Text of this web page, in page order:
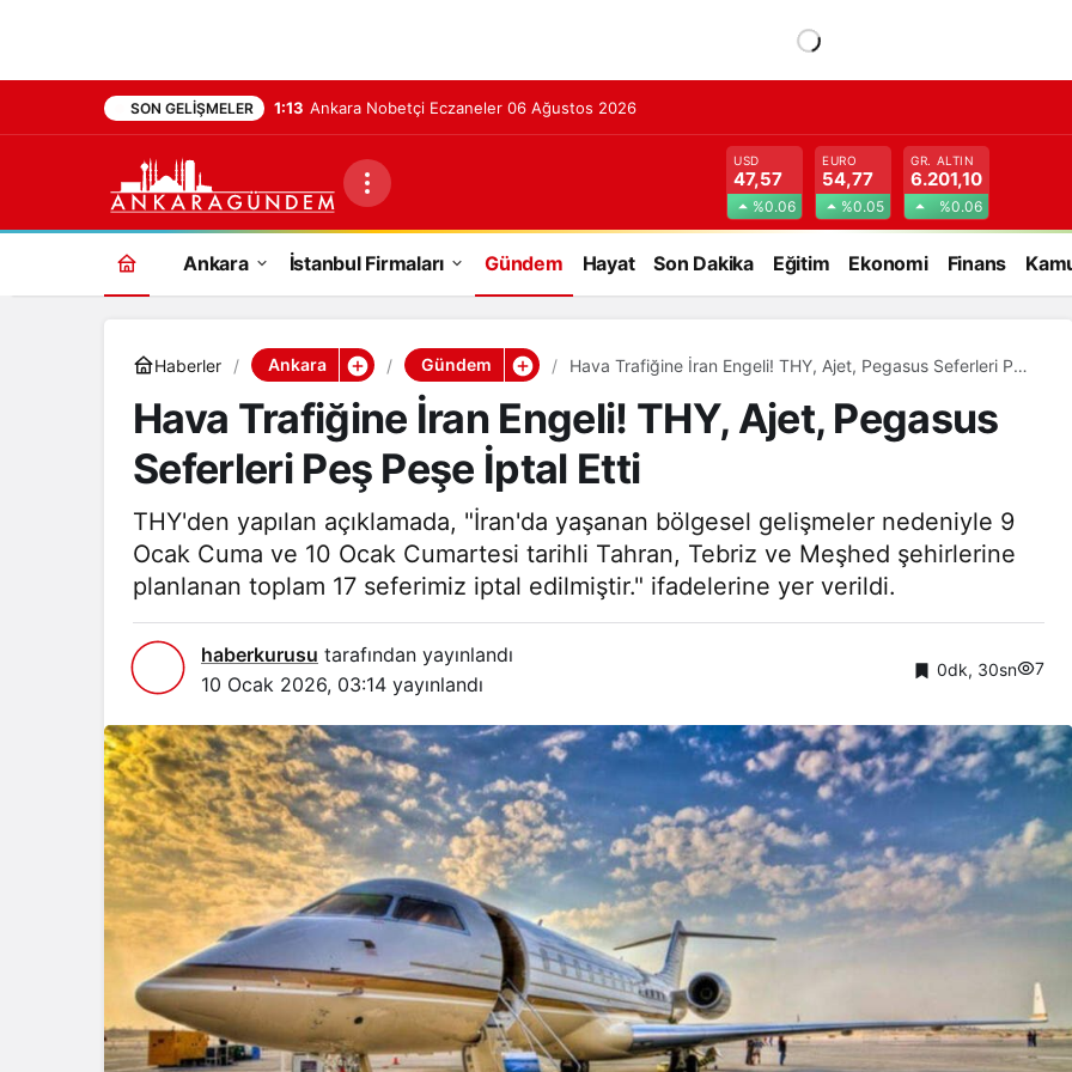
SON GELIŞMELER 1:13 Ankara Nobetçi Eczaneler 06 Ağustos 2026
USD
47,57
%0.06
EURO
54,77
%0.05
GR. ALTIN
6.201,10
%0.06
Ankara İstanbul Firmaları Gündem Hayat Son Dakika Eğitim Ekonomi Finans
Haberler Ankara Gündem
Hava Trafiğine İran Engeli! THY, Ajet, Pegasus Seferleri Peş
Hava Trafiğine İran Engeli! THY, Ajet, Pegasus
Seferleri Peş Peşe İptal Etti
THY'den yapılan açıklamada, "İran'da yaşanan bölgesel gelişmeler nedeniyle 9
Ocak Cuma ve 10 Ocak Cumartesi tarihli Tahran, Tebriz ve Meşhed şehirlerine
planlanan toplam 17 seferimiz iptal edilmiştir." ifadelerine yer verildi.
haberkurusu tarafından yayınlandı
10 Ocak 2026, 03:14 yayınlandı
0dk, 30sn 7